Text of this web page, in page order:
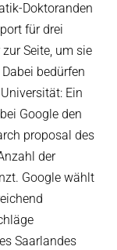
Doktoranden
für drei
Seite, um sie
bedürfen
Ein
Google den
proposal des
der
Google wählt
Saarlandes